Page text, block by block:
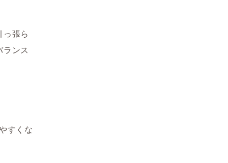
張ら
ンス
すくな